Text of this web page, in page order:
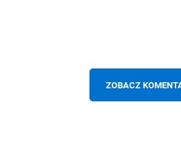
ZOBACZ